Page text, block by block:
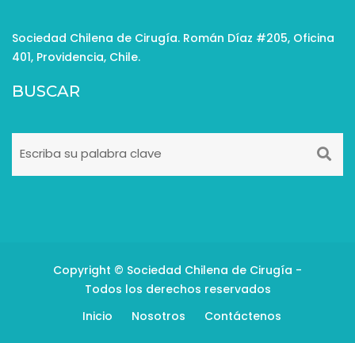
Sociedad Chilena de Cirugía. Román Díaz #205, Oficina
401, Providencia, Chile.
BUSCAR
Copyright © Sociedad Chilena de Cirugía -
Todos los derechos reservados
Inicio
Nosotros Contáctenos